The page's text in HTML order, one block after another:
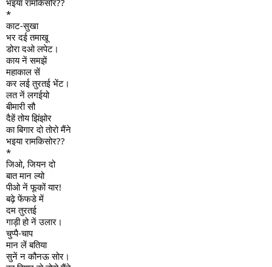
भइया रामकिसोर??
*
काट-सुखा
भर दई तमाखू
डोरा दओ लपेट।
काय नें समझें
महाकाल सें
कर लई तुरतई भेंट।
लत नें लगईयो
बीमारी सौ
दैहें तोय झिंझोर
का बिगार दो तोरो मैंने
भइया रामकिसोर??
*
जिओ, जियन दो
बात मान ल्यो
पीओ नें फूकों यार!
बढ़े फेंफडे में
दम तुरतई
गाड़ी हो नें उलार।
चुप्पै-चाप
मान लें बतिया
सुनें न कौनऊ सोर।